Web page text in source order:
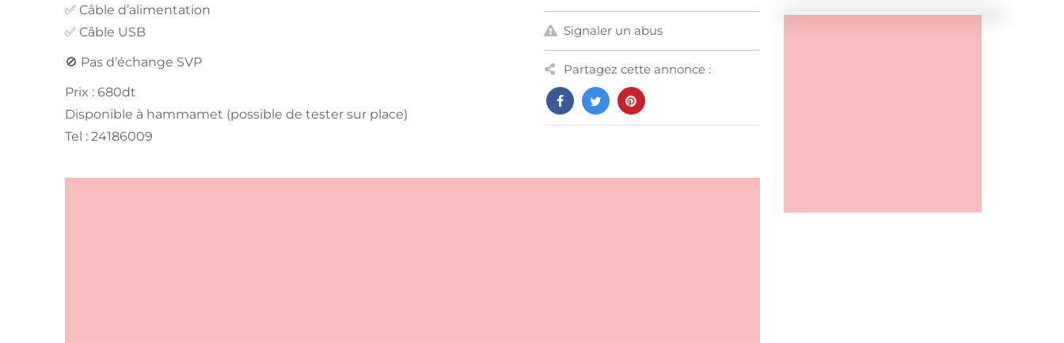
✅️ Câble d’alimentation
✅️ Câble USB
🚫 Pas d’échange SVP
Prix : 680dt
Disponible à hammamet (possible de tester sur place)
Tel : 24186009
Signaler un abus
Partagez cette annonce :